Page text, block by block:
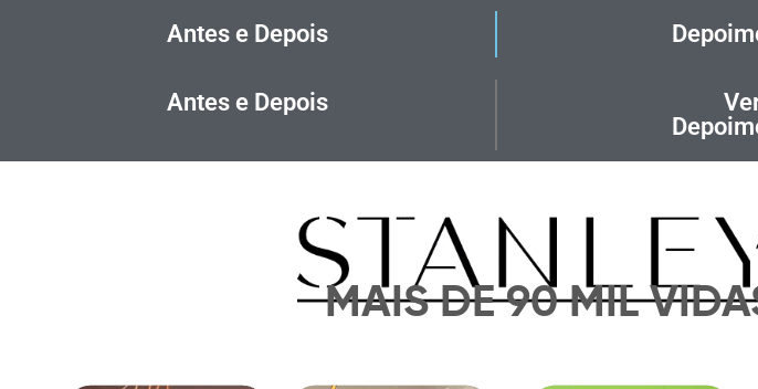
Antes e Depois
Antes e Depois
MAIS DE 90 MIL